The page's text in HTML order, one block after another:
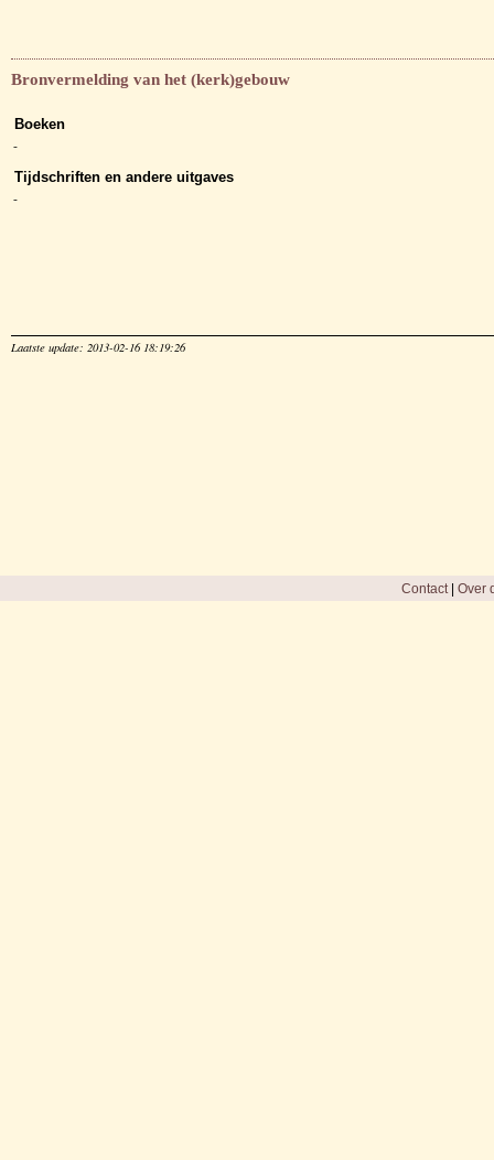
Bronvermelding van het (kerk)gebouw
Boeken
-
Tijdschriften en andere uitgaves
-
Laatste update: 2013-02-16 18:19:26
Contact| Over